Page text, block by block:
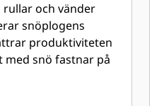
och vänder
snöplogens
produktiviteten
snö fastnar på